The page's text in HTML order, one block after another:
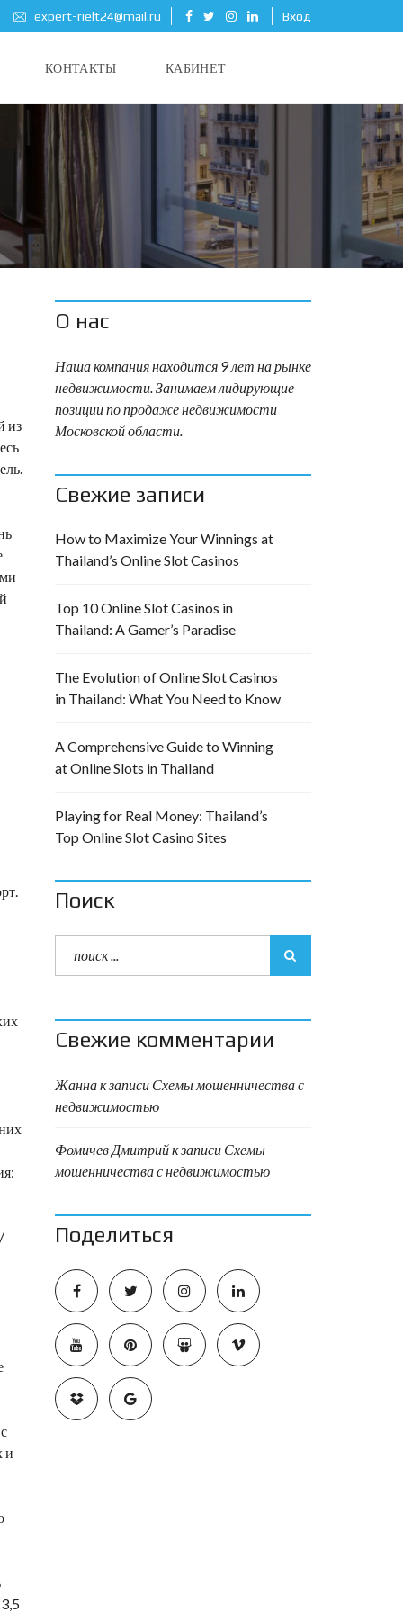
expert-rielt24@mail.ru Вход
КОНТАКТЫ КАБИНЕТ
из
и
О нас
Наша компания находится 9 лет на рынке
недвижимости. Занимаем лидирующие
позиции по продаже недвижимости
Московской области.
Свежие записи
How to Maximize Your Winnings at
Thailand’s Online Slot Casinos
Top 10 Online Slot Casinos in
Thailand: A Gamer’s Paradise
The Evolution of Online Slot Casinos
in Thailand: What You Need to Know
A Comprehensive Guide to Winning
at Online Slots in Thailand
Playing for Real Money: Thailand’s
Top Online Slot Casino Sites
Поиск
Свежие комментарии
Жаннак записи Схемы мошенничества с
недвижимостью
Фомичев Дмитрийк записи Схемы
мошенничества с недвижимостью
Поделиться